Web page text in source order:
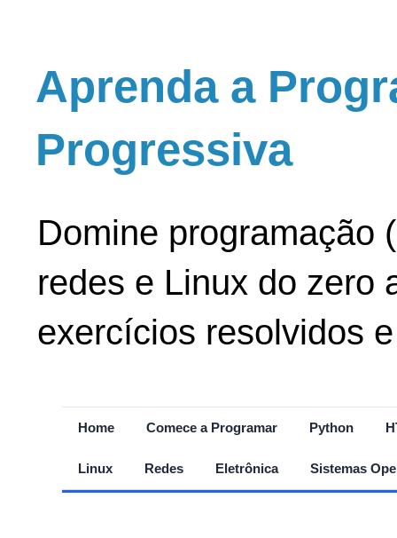
Aprenda a
Progressiva
Domine programação
redes e Linux do zero
exercícios resolvidos
Home Comece a Programar Python
Linux Redes Eletrônica Sistemas